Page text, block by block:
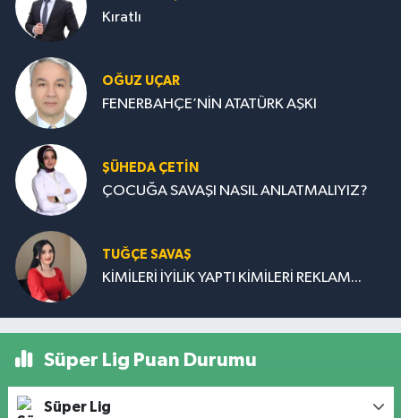
Kıratlı
OĞUZ UÇAR
FENERBAHÇE’NİN ATATÜRK AŞKI
ŞÜHEDA ÇETİN
ÇOCUĞA SAVAŞI NASIL ANLATMALIYIZ?
TUĞÇE SAVAŞ
KİMİLERİ İYİLİK YAPTI KİMİLERİ REKLAM...
Süper Lig Puan Durumu
Süper Lig